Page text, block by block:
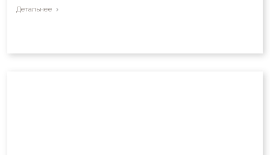
Детальнее